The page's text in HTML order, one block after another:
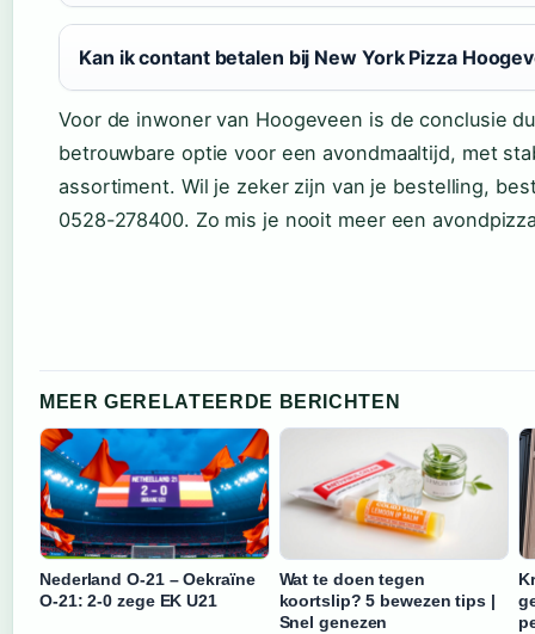
Kan ik contant betalen bij New York Pizza
Voor de inwoner van Hoogeveen is de conclusie
betrouwbare optie voor een avondmaaltijd, met
assortiment. Wil je zeker zijn van je bestelling,
0528-278400. Zo mis je nooit meer een
MEER GERELATEERDE BERICHTEN
Nederland O-21 – Oekraïne
O-21: 2-0 zege EK U21
Wat te doen tegen
koortslip? 5 bewezen tips |
Snel genezen